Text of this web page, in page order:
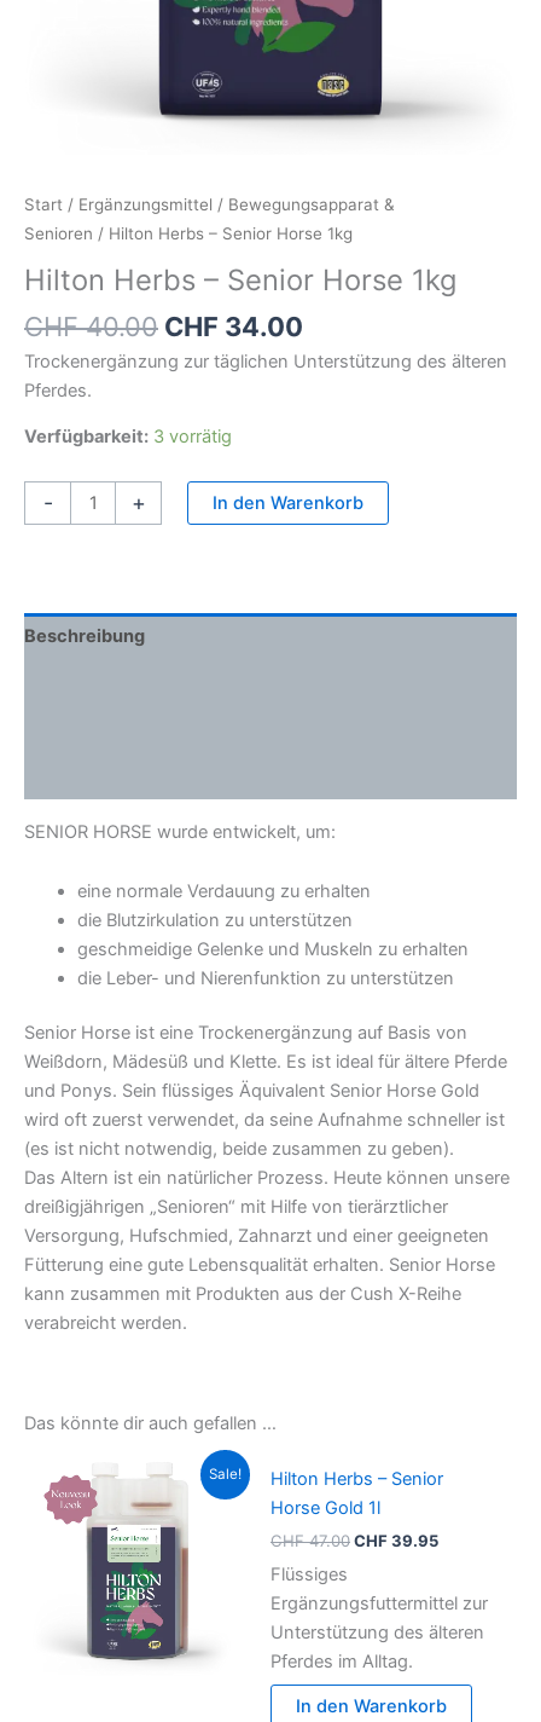
Start / Ergänzungsmittel / Bewegungsapparat &
Senioren / Hilton Herbs – Senior Horse 1kg
Hilton Herbs – Senior Horse 1kg
CHF40.00 CHF 34.00
Trockenergänzung zur täglichen Unterstützung des älteren
Pferdes.
Verfügbarkeit: 3 vorrätig
- + In den Warenkorb
Beschreibung
SENIOR HORSE wurde entwickelt, um:
eine normale Verdauung zu erhalten
die Blutzirkulation zu unterstützen
geschmeidige Gelenke und Muskeln zu erhalten
die Leber- und Nierenfunktion zu unterstützen
Senior Horse ist eine Trockenergänzung auf Basis von
Weißdorn, Mädesüß und Klette. Es ist ideal für ältere Pferde
und Ponys. Sein flüssiges Äquivalent Senior Horse Gold
wird oft zuerst verwendet, da seine Aufnahme schneller ist
(es ist nicht notwendig, beide zusammen zu geben).
Das Altern ist ein natürlicher Prozess. Heute können unsere
dreißigjährigen „Senioren“ mit Hilfe von tierärztlicher
Versorgung, Hufschmied, Zahnarzt und einer geeigneten
Fütterung eine gute Lebensqualität erhalten. Senior Horse
kann zusammen mit Produkten aus der Cush X-Reihe
verabreicht werden.
Das könnte dir auch gefallen …
Sale!
Hilton Herbs – Senior
Horse Gold 1l
CHF47.00
Preis
war:
CHF 47.00
CHF39.95
Preis
Flüssiges
Ergänzungsfuttermittel zur
Unterstützung des älteren
Pferdes im Alltag.
In den Warenkorb